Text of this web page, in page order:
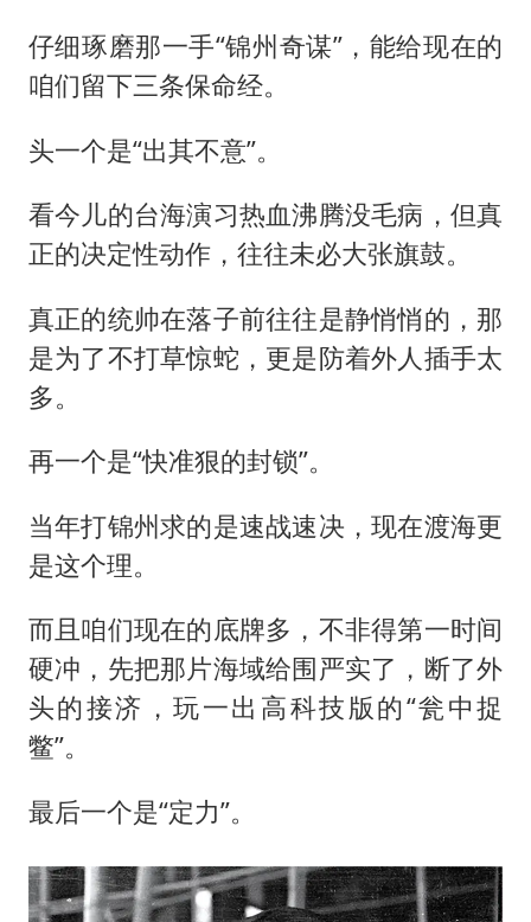
仔细琢磨那一手“锦州奇谋”，能给现在的
咱们留下三条保命经。
头一个是“出其不意”。
看今儿的台海演习热血沸腾没毛病，但真
正的决定性动作，往往未必大张旗鼓。
真正的统帅在落子前往往是静悄悄的，那
是为了不打草惊蛇，更是防着外人插手太
多。
再一个是“快准狠的封锁”。
当年打锦州求的是速战速决，现在渡海更
是这个理。
而且咱们现在的底牌多，不非得第一时间
硬冲，先把那片海域给围严实了，断了外
头的接济，玩一出高科技版的“瓮中捉
鳖”。
最后一个是“定力”。